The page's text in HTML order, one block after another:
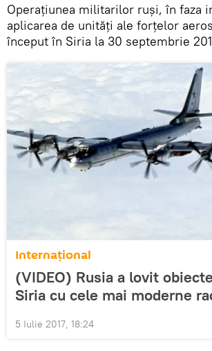
Operațiunea militarilor ruși, în faza
aplicarea de unități ale forțelor
început în Siria la 30 septembrie
Internaţional
(VIDEO) Rusia a lovit
Siria cu cele mai moderne
5 Iulie 2017, 18:24